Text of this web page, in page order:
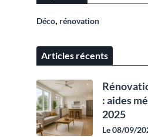
Déco, rénovation
Articles récents
: aides
2025
Le 08/09/